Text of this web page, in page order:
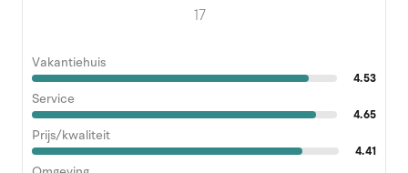
17
Vakantiehuis
4.53
Service
4.65
Prijs/kwaliteit
4.41